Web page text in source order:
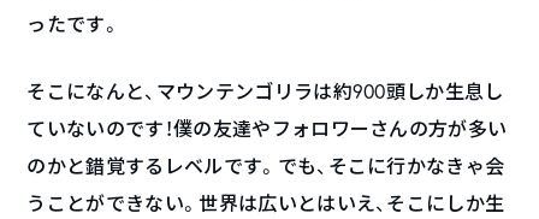
ったです。
そこになんと、マウンテンゴリラは約900頭しか生息し
ていないのです！僕の友達やフォロワーさんの方が多い
のかと錯覚するレベルです。でも、そこに行かなきゃ会
うことができない。世界は広いとはいえ、そこにしか生